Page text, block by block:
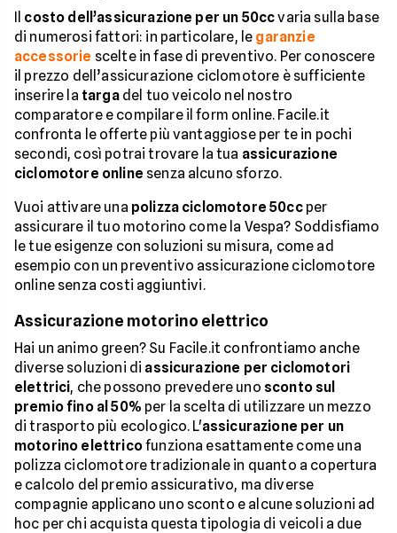
Il costo dell’assicurazione per un 50ccvaria sulla base
di numerosi fattori: in particolare, le garanzie
accessorie scelte in fase di preventivo. Per conoscere
il prezzo dell’assicurazione ciclomotore è sufficiente
inserire la targadel tuo veicolo nel nostro
comparatore e compilare il form online. Facile.it
confronta le offerte più vantaggiose per te in pochi
secondi, così potrai trovare la tua assicurazione
ciclomotore online senza alcuno sforzo.
Vuoi attivare una polizza ciclomotore 50ccper
assicurare il tuo motorino come la Vespa? Soddisfiamo
le tue esigenze con soluzioni su misura, come ad
esempio con un preventivo assicurazione ciclomotore
online senza costi aggiuntivi.
Assicurazione motorino elettrico
Hai un animo green? Su Facile.it confrontiamo anche
diverse soluzioni di assicurazione per ciclomotori
elettrici, che possono prevedere uno sconto sul
premio fino al 50% per la scelta di utilizzare un mezzo
di trasporto più ecologico. L'assicurazione per un
motorino elettricofunziona esattamente come una
polizza ciclomotore tradizionale in quanto a copertura
e calcolo del premio assicurativo, ma diverse
compagnie applicano uno sconto e alcune soluzioni ad
hoc per chi acquista questa tipologia di veicoli a due